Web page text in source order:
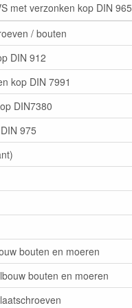
met verzonken kop DIN 965
/ bouten
DIN 912
kop DIN 7991
DIN7380
975
bouten en moeren
bouten en moeren